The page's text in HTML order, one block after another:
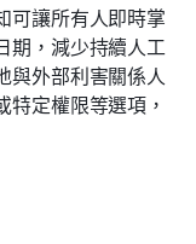
可讓所有人即時掌
期，減少持續人工
與外部利害關係人
定權限等選項，